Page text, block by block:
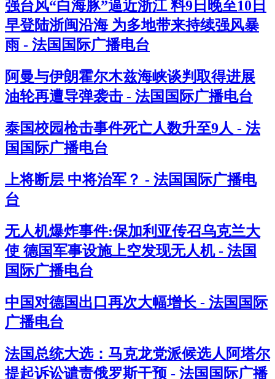
强台风“白海豚”逼近浙江 料9日晚至10日
早登陆浙闽沿海 为多地带来持续强风暴
雨 - 法国国际广播电台
阿曼与伊朗霍尔木兹海峡谈判取得进展
油轮再遭导弹袭击 - 法国国际广播电台
泰国校园枪击事件死亡人数升至9人 - 法
国国际广播电台
上将断层 中将治军？ - 法国国际广播电
台
无人机爆炸事件:保加利亚传召乌克兰大
使 德国军事设施上空发现无人机 - 法国
国际广播电台
中国对德国出口再次大幅增长 - 法国国际
广播电台
法国总统大选：马克龙党派候选人阿塔尔
提起诉讼谴责俄罗斯干预 - 法国国际广播